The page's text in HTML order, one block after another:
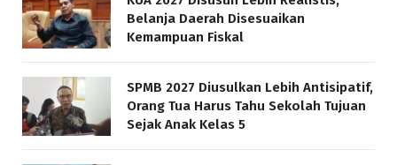
Belanja Daerah Disesuaikan
Kemampuan Fiskal
SPMB 2027 Diusulkan Lebih Antisipatif,
Orang Tua Harus Tahu Sekolah Tujuan
Sejak Anak Kelas 5